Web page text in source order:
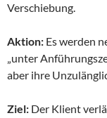
Verschiebung.
Aktion: Es werden
„unter
aber ihre
Ziel: Der Klient